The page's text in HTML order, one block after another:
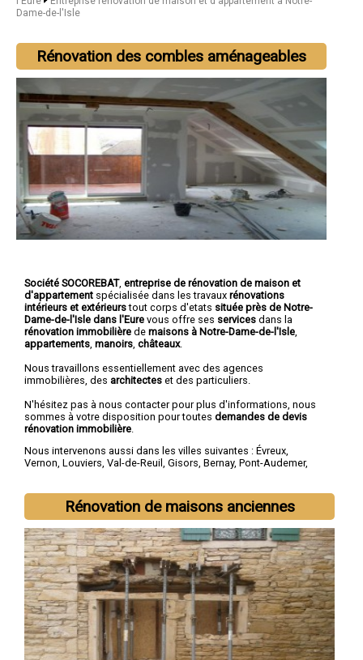
Dame-de-l'Isle
Rénovation des combles aménageables
Société SOCOREBAT, entreprise de rénovation de maison et
d'appartement spécialisée dans les travaux rénovations
intérieurs et extérieurstout corps d'etats située près de Notre-
Dame-de-l'Isle dans l'Eure vous offre ses services dans la
rénovation immobilière de maisons à Notre-Dame-de-l'Isle
appartements manoirs châteaux.
Nous travaillons essentiellement avec des agences
immobilières, des architectes et des particuliers.
N'hésitez pas à nous contacter pour plus d'informations, nous
sommes à votre disposition pour toutes demandes de devis
rénovation immobilière
Nous intervenons aussi dans les villes suivantes : Évreux,
Vernon, Louviers, Val-de-Reuil , Gisors, Bernay, Pont-Audemer,
Rénovation de maisons anciennes